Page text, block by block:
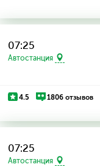
07:25
Автостанция
4.5 1806 отзывов
07:25
Автостанция